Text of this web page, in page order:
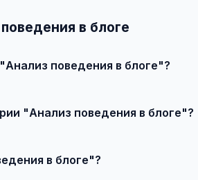
в блоге
поведения в блоге"?
"Анализ поведения в блоге"?
в блоге"?